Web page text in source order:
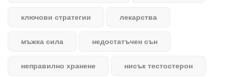
ключови стратегии лекарства
мъжка сила недостатъчен сън
неправилно хранене нисък тестостерон